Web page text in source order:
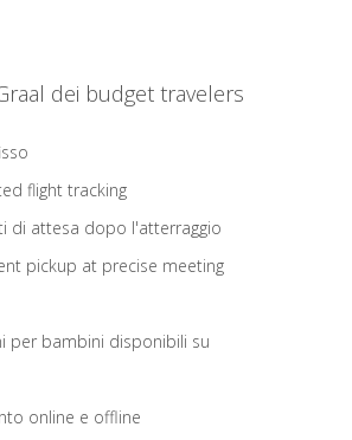
dei budget travelers
flight tracking
di attesa dopo l'atterraggio
pickup at precise meeting
per bambini disponibili su
online e offline